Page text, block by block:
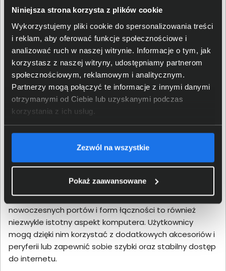
Niniejsza strona korzysta z plików cookie
Wykorzystujemy pliki cookie do spersonalizowania treści
i reklam, aby oferować funkcje społecznościowe i
analizować ruch w naszej witrynie. Informacje o tym, jak
korzystasz z naszej witryny, udostępniamy partnerom
społecznościowym, reklamowym i analitycznym.
Partnerzy mogą połączyć te informacje z innymi danymi
otrzymanymi od Ciebie lub uzyskanymi podczas
korzystania z ich usług.
Zezwól na wszystkie
Pokaż zaawansowane
nie tylko elegancji, ale również charakteru, który
doskonale wpisuje się w estetykę świata gier.
Innowacje technologiczne na korzyść gracza
ASUS ROG Strix SCAR nie tylko imponuje wyjątkową
wydajnością, lecz także wprowadza innowacje
technologiczne. Przenoszą one doświadczenia graczy
na zupełnie nowy poziom. Innowacyjny system
chłodzenia to kluczowy element, który eliminuje obawy
związane z przegrzewaniem się sprzętu podczas
intensywnych sesji gamingowych. Dzięki
zaawansowanym technologiom chłodzenia, ASUS ROG
Strix SCAR jest w stanie utrzymać optymalną
stabilność działania podczas najbardziej
wymagających momentów rozgrywki. Obecność wielu
nowoczesnych portów i form łączności to również
niezwykle istotny aspekt komputera. Użytkownicy
mogą dzięki nim korzystać z dodatkowych akcesoriów i
peryferii lub zapewnić sobie szybki oraz stabilny dostęp
do internetu.